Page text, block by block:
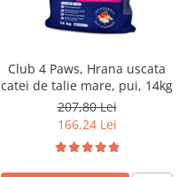
Club 4 Paws, Hrana uscata
catei de talie mare, pui, 14kg
207,80 Lei
166,24 Lei